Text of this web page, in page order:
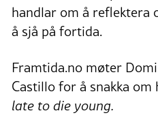
handlar om å reflektera
å sjå på fortida.
Framtida.no møter
Castillo for å snakka
late to die young.